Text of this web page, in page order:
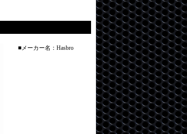
■メーカー名：Hasbro